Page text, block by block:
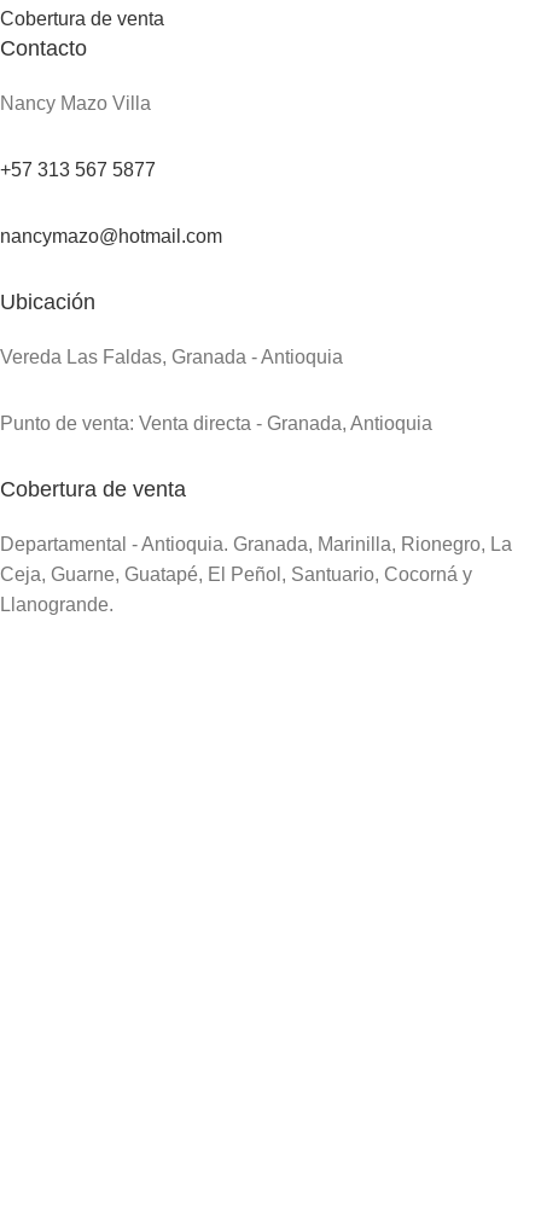
Cobertura de venta
Contacto
Nancy Mazo Villa
+57 313 567 5877
nancymazo@hotmail.com
Ubicación
Vereda Las Faldas, Granada - Antioquia
Punto de venta: Venta directa - Granada, Antioquia
Cobertura de venta
Departamental - Antioquia. Granada, Marinilla, Rionegro, La
Ceja, Guarne, Guatapé, El Peñol, Santuario, Cocorná y
Llanogrande.